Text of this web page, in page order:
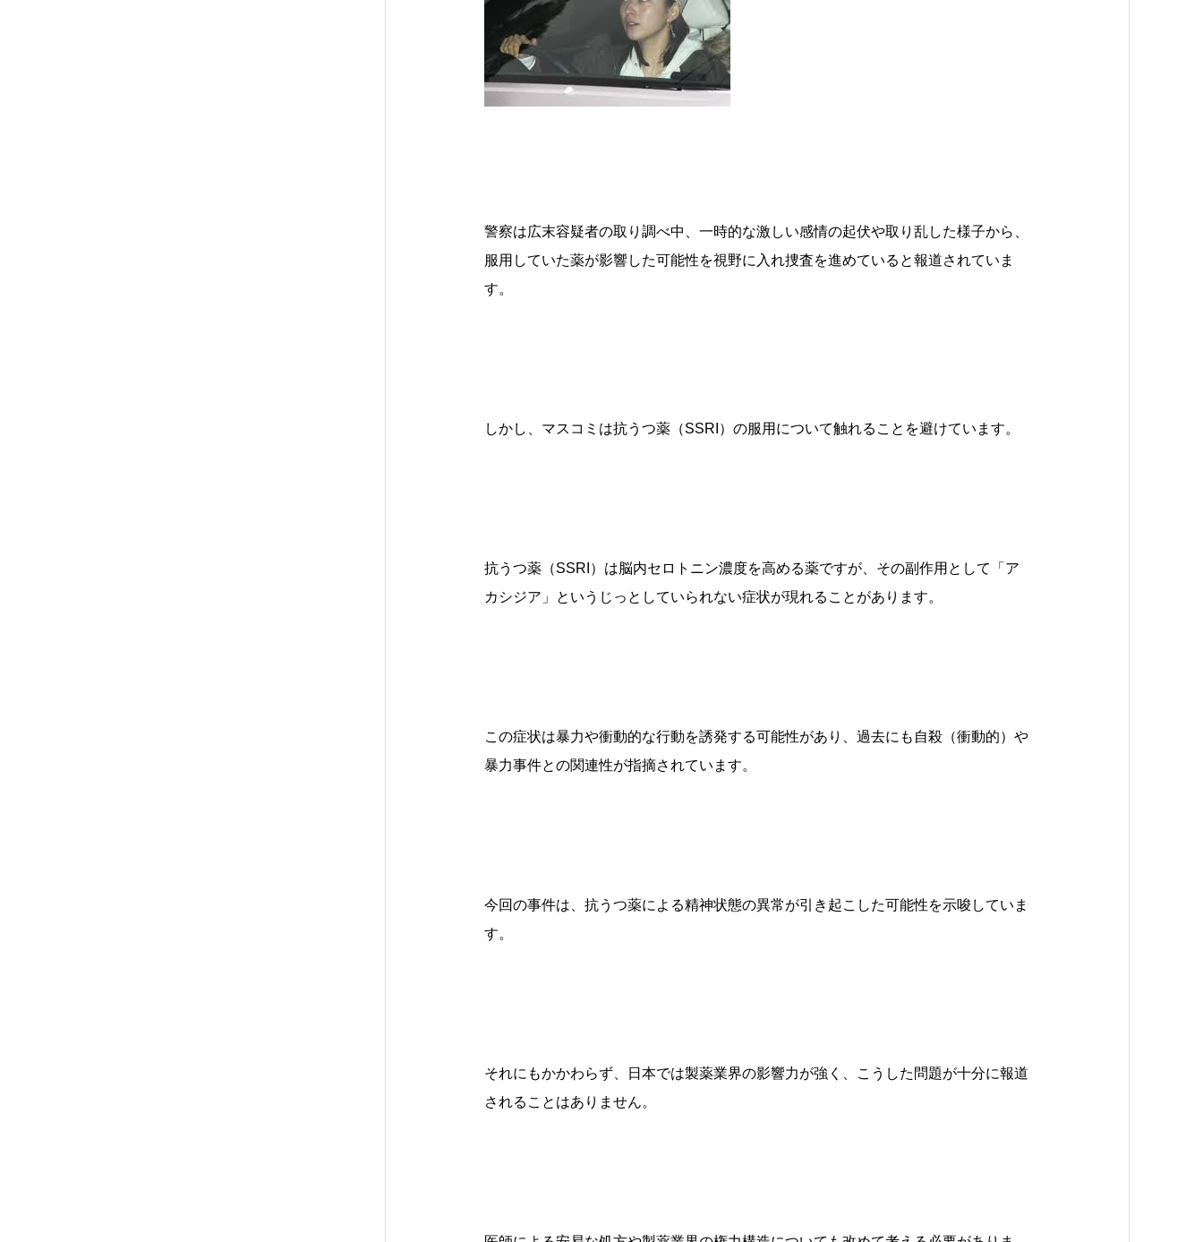
警察は広末容疑者の取り調べ中、一時的な激しい感情の起伏や取り乱した様子から、
服用していた薬が影響した可能性を視野に入れ捜査を進めていると報道されていま
す。
しかし、マスコミは抗うつ薬（SSRI）の服用について触れることを避けています。
抗うつ薬（SSRI）は脳内セロトニン濃度を高める薬ですが、その副作用として「ア
カシジア」というじっとしていられない症状が現れることがあります。
この症状は暴力や衝動的な行動を誘発する可能性があり、過去にも自殺（衝動的）や
暴力事件との関連性が指摘されています。
今回の事件は、抗うつ薬による精神状態の異常が引き起こした可能性を示唆していま
す。
それにもかかわらず、日本では製薬業界の影響力が強く、こうした問題が十分に報道
されることはありません。